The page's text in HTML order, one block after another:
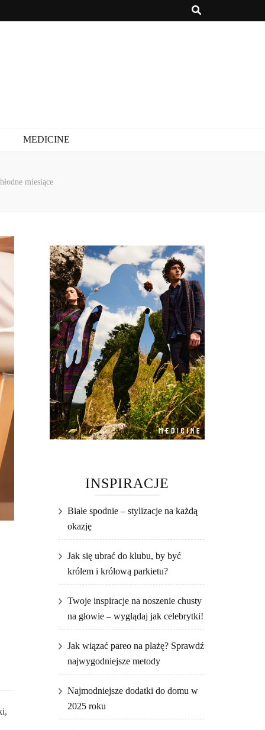
MEDICINE
miesiące
INSPIRACJE
Białe spodnie – stylizacje na każdą
okazję
Jak się ubrać do klubu, by być
królem i królową parkietu?
Twoje inspiracje na noszenie chusty
na głowie – wyglądaj jak celebrytki!
Jak wiązać pareo na plażę? Sprawdź
najwygodniejsze metody
Najmodniejsze dodatki do domu w
2025 roku